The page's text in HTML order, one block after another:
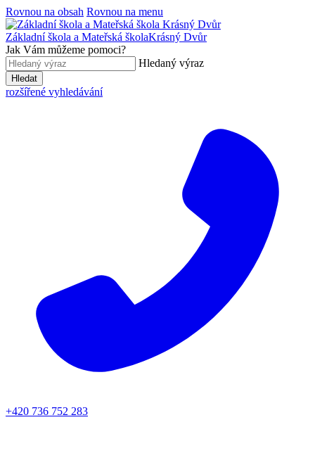
Rovnou na obsah Rovnou na menu
Základní škola a Mateřská školaKrásný Dvůr
Jak Vám můžeme pomoci?
Hledaný výraz
Hledat
rozšířené vyhledávání
+420 736 752 283